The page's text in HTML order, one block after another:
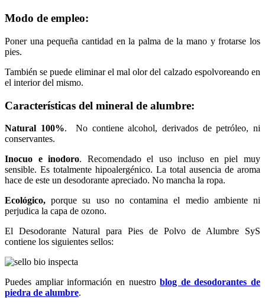
Modo de empleo:
Poner una pequeña cantidad en la palma de la mano y frotarse los
pies.
También se puede eliminar el mal olor del calzado espolvoreando en
el interior del mismo.
Características del mineral de alumbre:
Natural 100%. No contiene alcohol, derivados de petróleo, ni
conservantes.
Inocuo e inodoro. Recomendado el uso incluso en piel muy
sensible. Es totalmente hipoalergénico. La total ausencia de aroma
hace de este un desodorante apreciado. No mancha la ropa.
Ecológico, porque su uso no contamina el medio ambiente ni
perjudica la capa de ozono.
El Desodorante Natural para Pies de Polvo de Alumbre SyS
contiene los siguientes sellos:
Puedes ampliar información en nuestroblog de desodorantes de
piedra de alumbre.